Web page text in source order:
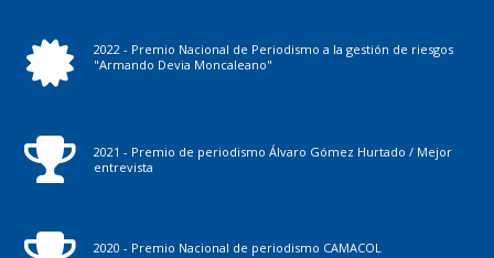
2022 - Premio Nacional de Periodismo a la gestión de riesgos
"Armando Devia Moncaleano"
2021 - Premio de periodismo Álvaro Gómez Hurtado / Mejor
entrevista
2020 - Premio Nacional de periodismo CAMACOL